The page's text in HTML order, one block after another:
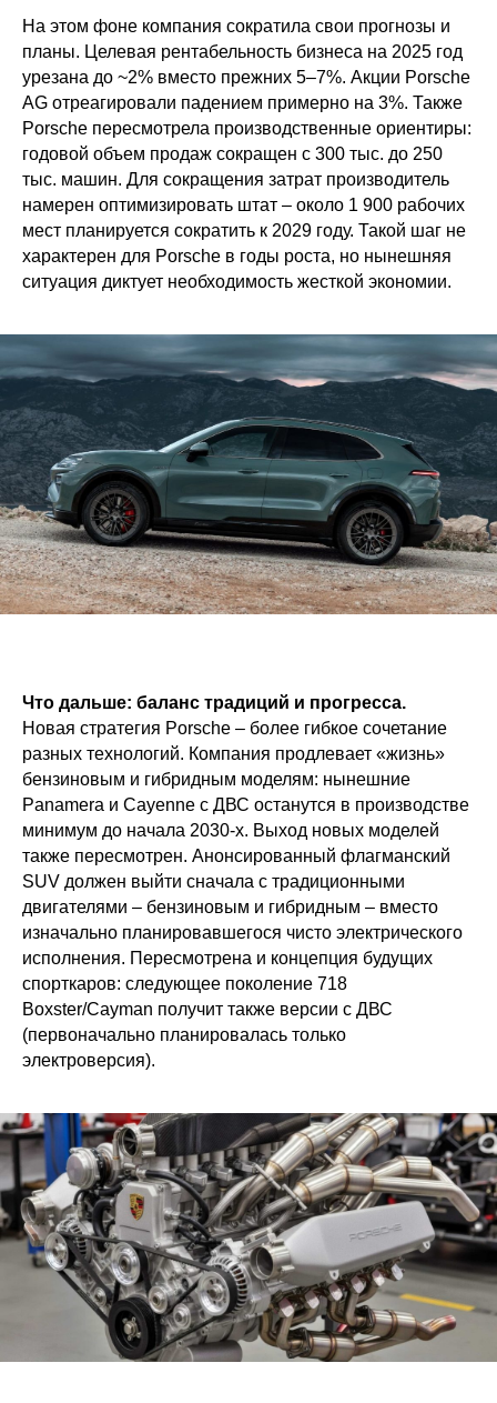
На этом фоне компания сократила свои прогнозы и
планы. Целевая рентабельность бизнеса на 2025 год
урезана до ~2% вместо прежних 5–7%. Акции Porsche
AG отреагировали падением примерно на 3%. Также
Porsche пересмотрела производственные ориентиры:
годовой объем продаж сокращен с 300 тыс. до 250
тыс. машин. Для сокращения затрат производитель
намерен оптимизировать штат – около 1 900 рабочих
мест планируется сократить к 2029 году. Такой шаг не
характерен для Porsche в годы роста, но нынешняя
ситуация диктует необходимость жесткой экономии.
Что дальше: баланс традиций и прогресса.
Новая стратегия Porsche – более гибкое сочетание
разных технологий. Компания продлевает «жизнь»
бензиновым и гибридным моделям: нынешние
Panamera и Cayenne с ДВС останутся в производстве
минимум до начала 2030-х. Выход новых моделей
также пересмотрен. Анонсированный флагманский
SUV должен выйти сначала с традиционными
двигателями – бензиновым и гибридным – вместо
изначально планировавшегося чисто электрического
исполнения. Пересмотрена и концепция будущих
спорткаров: следующее поколение 718
Boxster/Cayman получит также версии с ДВС
(первоначально планировалась только
электроверсия).